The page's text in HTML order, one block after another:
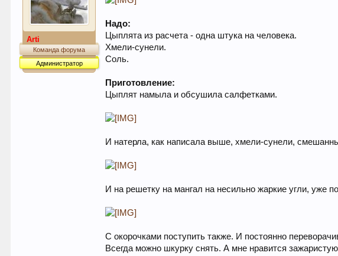
Arti
Команда форума
Администратор
Надо:
Цыплята из расчета - одна штука на человека.
Хмели-сунели.
Соль.
Приготовление:
Цыплят намыла и обсушила салфетками.
И натерла, как написала выше, хмели-сунели,
И на решетку на мангал на несильно жаркие угли, уже
С окорочками поступить также. И постоянно
Всегда можно шкурку снять. А мне нравится